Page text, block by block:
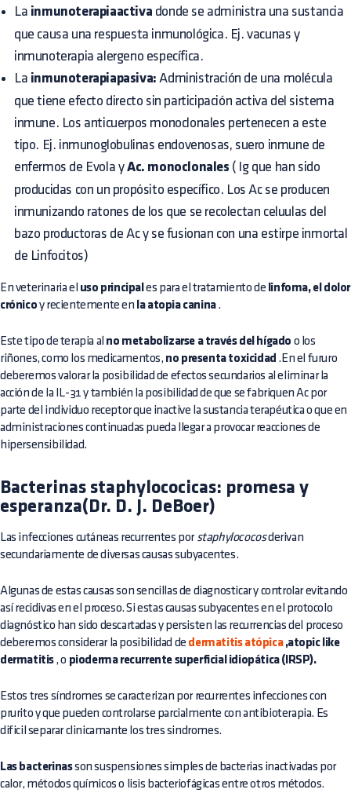
La inmunoterapiaactiva donde se administra una sustancia
que causa una respuesta inmunológica. Ej. vacunas y
inmunoterapia alergeno específica.
La inmunoterapiapasiva: Administración de una molécula
que tiene efecto directo sin participación activa del sistema
inmune. Los anticuerpos monoclonales pertenecen a este
tipo. Ej. inmunoglobulinas endovenosas, suero inmune de
enfermos de Evola yAc. monoclonales ( Ig que han sido
producidas con un propósito específico. Los Ac se producen
inmunizando ratones de los que se recolectan celuulas del
bazo productoras de Ac y se fusionan con una estirpe inmortal
de Linfocitos)
En veterinaria el uso principal es para el tratamiento de linfoma, el dolor
crónico y recientemente en la atopia canina.
Este tipo de terapia al no metabolizarse a través del hígado o los
riñones, como los medicamentos, no presenta toxicidad .En el fururo
deberemos valorar la posibilidad de efectos secundarios al eliminar la
acción de la IL-31 y también la posibilidad de que se fabriquen Ac por
parte del individuo receptor que inactive la sustancia terapéutica o que en
administraciones continuadas pueda llegar a provocar reacciones de
hipersensibilidad.
Bacterinas staphylococicas: promesa y
esperanza(Dr. D. J. DeBoer)
Las infecciones cutáneas recurrentes por staphylococosderivan
secundariamente de diversas causas subyacentes.
Algunas de estas causas son sencillas de diagnosticar y controlar evitando
así recidivas en el proceso. Si estas causas subyacentes en el protocolo
diagnóstico han sido descartadas y persisten las recurrencias del proceso
deberemos considerar la posibilidad de dermatitis atópica,atopic like
dermatitis, o pioderma recurrente superficial idiopática (IRSP).
Estos tres síndromes se caracterizan por recurrentes infecciones con
prurito y que pueden controlarse parcialmente con antibioterapia. Es
dificil separar clinicamante los tres sindromes.
Las bacterinasson suspensiones simples de bacterias inactivadas por
calor, métodos químicos o lisis bacteriofágicas entre otros métodos.